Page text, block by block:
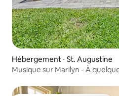
Hébergement ⋅ St. Augustine
Musique sur Marilyn - À